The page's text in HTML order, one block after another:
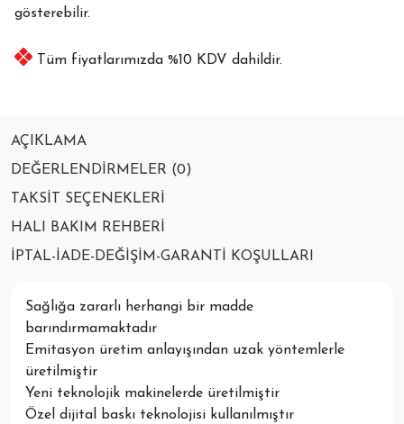
gösterebilir.
Tüm fiyatlarımızda %10 KDV dahildir.
AÇIKLAMA
DEĞERLENDIRMELER (0)
TAKSIT SEÇENEKLERI
HALI BAKIM REHBERI
İPTAL-İADE-DEĞIŞIM-GARANTI KOŞULLARI
Sağlığa zararlı herhangi bir madde
barındırmamaktadır
Emitasyon üretim anlayışından uzak yöntemlerle
üretilmiştir
Yeni teknolojik makinelerde üretilmiştir
Özel dijital baskı teknolojisi kullanılmıştır